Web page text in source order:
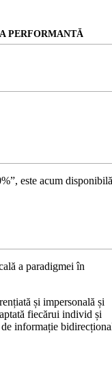
PERFORMANTĂ
este acum
a paradigmei în
și impersonală și
fiecărui individ și
informație